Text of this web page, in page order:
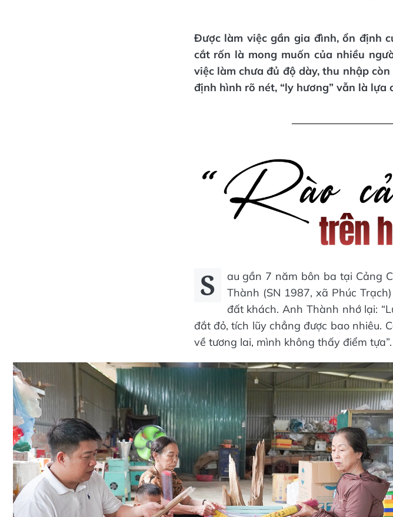
Được làm việc gần gia đình, ổn định
cắt rốn là mong muốn của nhiều
việc làm chưa đủ độ dày, thu nhập
định hình rõ nét, “ly hương” vẫn là lựa
S
au gần 7 năm bôn ba tại Cảng
Thành (SN 1987, xã Phúc
đất khách. Anh Thành nhớ lại:
đắt đỏ, tích lũy chẳng được bao nhiêu.
về tương lai, mình không thấy điểm tựa”.